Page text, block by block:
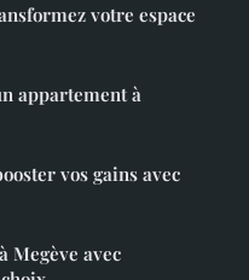
votre espace
appartement à
vos gains avec
Megève avec